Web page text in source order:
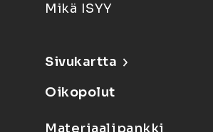
Mikä ISYY
Sivukartta
Oikopolut
Materiaalipankki